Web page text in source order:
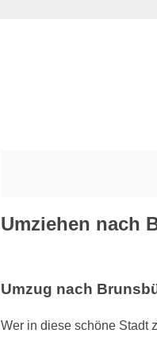
Umziehen nach
Umzug nach
Wer in diese schöne Stadt